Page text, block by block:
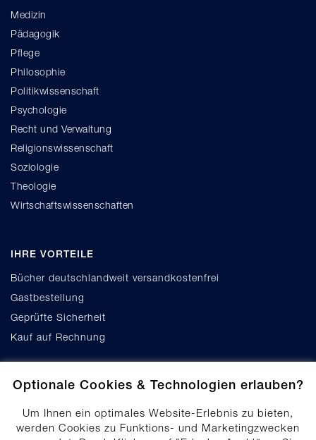
Optionale Cookies & Technologien erlauben?
Um Ihnen ein optimales Website-Erlebnis zu bieten,
werden Cookies zu Funktions- und Marketingzwecken
Medizin
Pädagogik
Pflege
Philosophie
Politikwissenschaft
Psychologie
Recht und Verwaltung
Religionswissenschaft
Soziologie
Theologie
Wirtschaftswissenschaften
IHRE VORTEILE
Bücher deutschlandweit versandkostenfrei
Gastbestellung
Geprüfte Sicherheit
Kauf auf Rechnung